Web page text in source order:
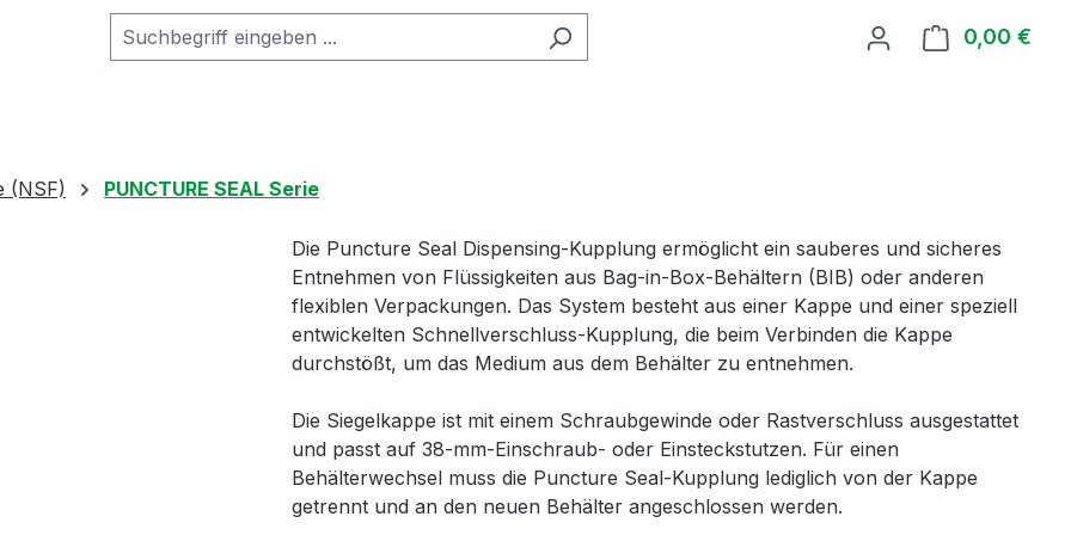
0,00 €
(NSF) PUNCTURE SEAL Serie
Die Puncture Seal Dispensing-Kupplung ermöglicht ein sauberes und sicheres
Entnehmen von Flüssigkeiten aus Bag-in-Box-Behältern (BIB) oder anderen
flexiblen Verpackungen. Das System besteht aus einer Kappe und einer speziell
entwickelten Schnellverschluss-Kupplung, die beim Verbinden die Kappe
durchstößt, um das Medium aus dem Behälter zu entnehmen.
Die Siegelkappe ist mit einem Schraubgewinde oder Rastverschluss ausgestattet
und passt auf 38-mm-Einschraub- oder Einsteckstutzen. Für einen
Behälterwechsel muss die Puncture Seal-Kupplung lediglich von der Kappe
getrennt und an den neuen Behälter angeschlossen werden.